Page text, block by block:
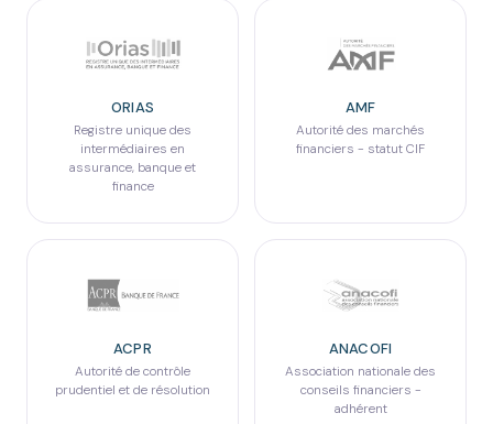
ORIAS
Registre unique des
intermédiaires en
assurance, banque et
finance
AMF
Autorité des marchés
financiers - statut CIF
ACPR
Autorité de contrôle
prudentiel et de résolution
ANACOFI
Association nationale des
conseils financiers -
adhérent